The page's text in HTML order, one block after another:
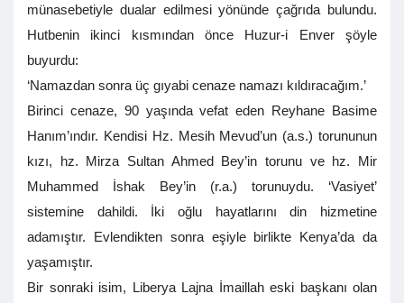
münasebetiyle dualar edilmesi yönünde çağrıda bulundu.
Hutbenin ikinci kısmından önce Huzur-i Enver şöyle
buyurdu:
‘Namazdan sonra üç gıyabi cenaze namazı kıldıracağım.’
Birinci cenaze, 90 yaşında vefat eden Reyhane Basime
Hanım’ındır. Kendisi Hz. Mesih Mevud’un (a.s.) torununun
kızı, hz. Mirza Sultan Ahmed Bey’in torunu ve hz. Mir
Muhammed İshak Bey’in (r.a.) torunuydu. ‘Vasiyet’
sistemine dahildi. İki oğlu hayatlarını din hizmetine
adamıştır. Evlendikten sonra eşiyle birlikte Kenya’da da
yaşamıştır.
Bir sonraki isim, Liberya Lajna İmaillah eski başkanı olan